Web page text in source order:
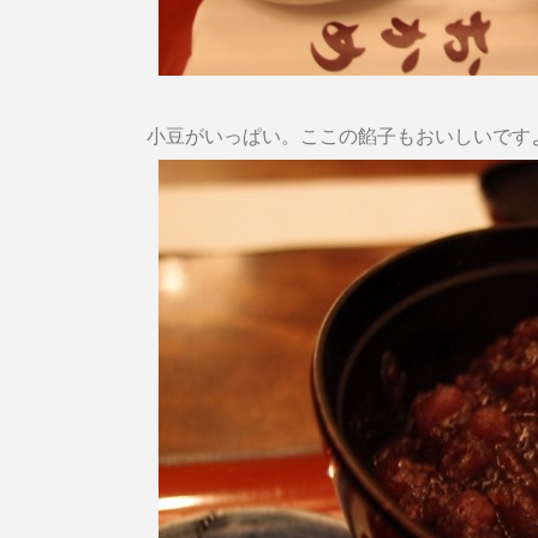
小豆がいっぱい。ここの餡子もおいしいです